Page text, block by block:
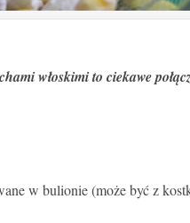
włoskimi to ciekawe
w bulionie (może być z